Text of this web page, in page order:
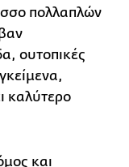
πολλαπλών
ουτοπικές
καλύτερο
και